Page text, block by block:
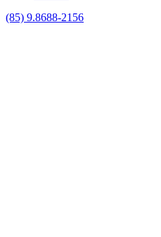
(85) 9.8688-2156